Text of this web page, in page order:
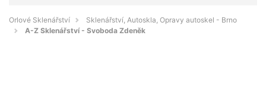
Orlové Sklenářství
Sklenářství, Autoskla, Opravy autoskel - Brno
A-Z Sklenářství - Svoboda Zdeněk